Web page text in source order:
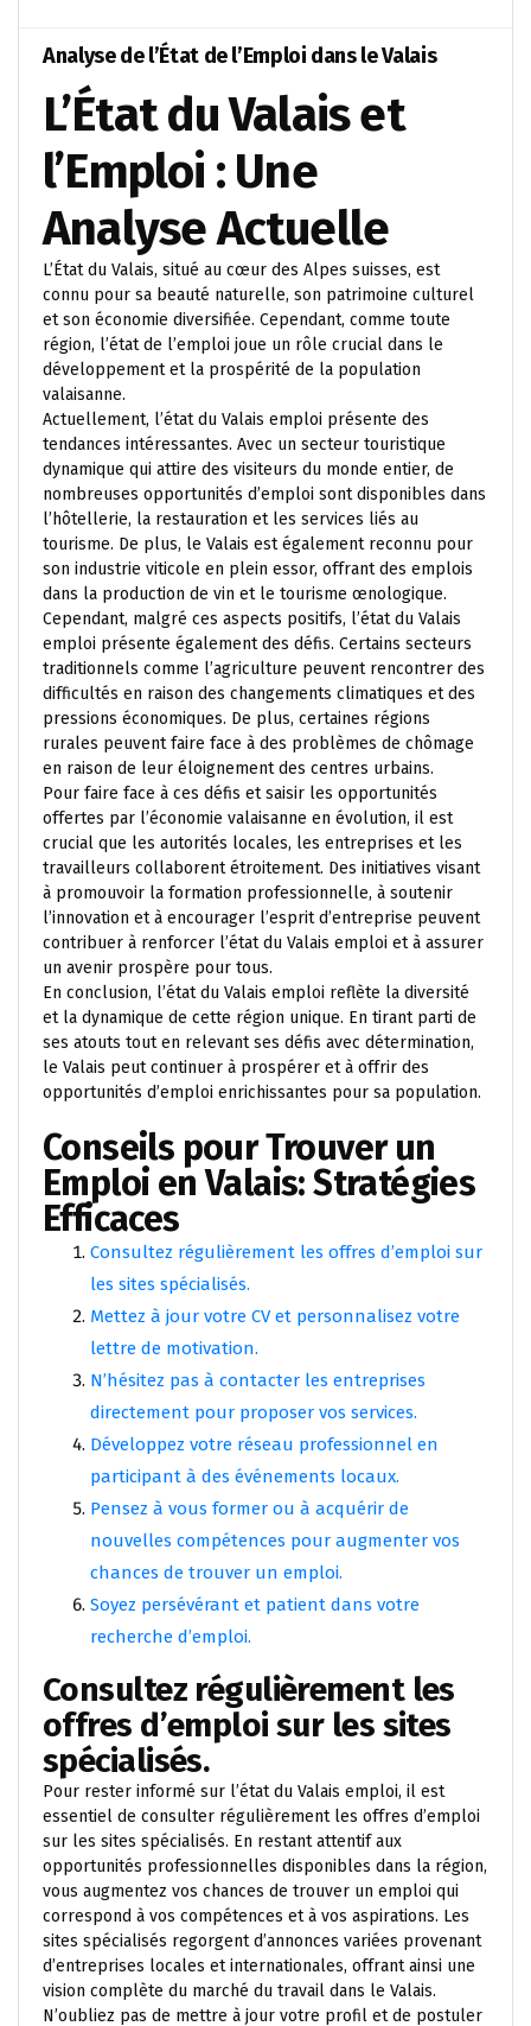
Analyse de l’État de l’Emploi dans le Valais
L’État du Valais et
l’Emploi : Une
Analyse Actuelle
L’État du Valais, situé au cœur des Alpes suisses, est
connu pour sa beauté naturelle, son patrimoine culturel
et son économie diversifiée. Cependant, comme toute
région, l’état de l’emploi joue un rôle crucial dans le
développement et la prospérité de la population
valaisanne.
Actuellement, l’état du Valais emploi présente des
tendances intéressantes. Avec un secteur touristique
dynamique qui attire des visiteurs du monde entier, de
nombreuses opportunités d’emploi sont disponibles dans
l’hôtellerie, la restauration et les services liés au
tourisme. De plus, le Valais est également reconnu pour
son industrie viticole en plein essor, offrant des emplois
dans la production de vin et le tourisme œnologique.
Cependant, malgré ces aspects positifs, l’état du Valais
emploi présente également des défis. Certains secteurs
traditionnels comme l’agriculture peuvent rencontrer des
difficultés en raison des changements climatiques et des
pressions économiques. De plus, certaines régions
rurales peuvent faire face à des problèmes de chômage
en raison de leur éloignement des centres urbains.
Pour faire face à ces défis et saisir les opportunités
offertes par l’économie valaisanne en évolution, il est
crucial que les autorités locales, les entreprises et les
travailleurs collaborent étroitement. Des initiatives visant
à promouvoir la formation professionnelle, à soutenir
l’innovation et à encourager l’esprit d’entreprise peuvent
contribuer à renforcer l’état du Valais emploi et à assurer
un avenir prospère pour tous.
En conclusion, l’état du Valais emploi reflète la diversité
et la dynamique de cette région unique. En tirant parti de
ses atouts tout en relevant ses défis avec détermination,
le Valais peut continuer à prospérer et à offrir des
opportunités d’emploi enrichissantes pour sa population.
Conseils pour Trouver un
Emploi en Valais: Stratégies
Efficaces
Consultez régulièrement les offres d’emploi sur
les sites spécialisés.
Mettez à jour votre CV et personnalisez votre
lettre de motivation.
N’hésitez pas à contacter les entreprises
directement pour proposer vos services.
Développez votre réseau professionnel en
participant à des événements locaux.
Pensez à vous former ou à acquérir de
nouvelles compétences pour augmenter vos
chances de trouver un emploi.
Soyez persévérant et patient dans votre
recherche d’emploi.
Consultez régulièrement les
offres d’emploi sur les sites
spécialisés.
Pour rester informé sur l’état du Valais emploi, il est
essentiel de consulter régulièrement les offres d’emploi
sur les sites spécialisés. En restant attentif aux
opportunités professionnelles disponibles dans la région,
vous augmentez vos chances de trouver un emploi qui
correspond à vos compétences et à vos aspirations. Les
sites spécialisés regorgent d’annonces variées provenant
d’entreprises locales et internationales, offrant ainsi une
vision complète du marché du travail dans le Valais.
N’oubliez pas de mettre à jour votre profil et de postuler